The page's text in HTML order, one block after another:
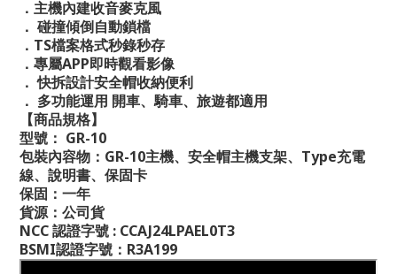
．主機內建收音麥克風
． 碰撞傾倒自動鎖檔
．TS檔案格式秒錄秒存
．專屬APP即時觀看影像
． 快拆設計安全帽收納便利
． 多功能運用 開車、騎車、旅遊都適用
【商品規格】
型號： GR-10
包裝內容物：GR-10主機、安全帽主機支架、Type充電
線、說明書、保固卡
保固：一年
貨源：公司貨
NCC 認證字號 : CCAJ24LPAEL0T3
BSMI認證字號：R3A199